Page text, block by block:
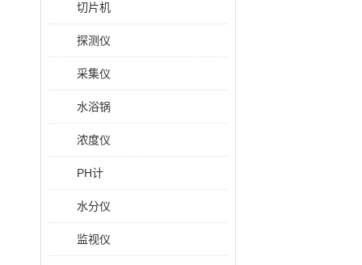
切片机
探测仪
采集仪
水浴锅
浓度仪
PH计
水分仪
监视仪